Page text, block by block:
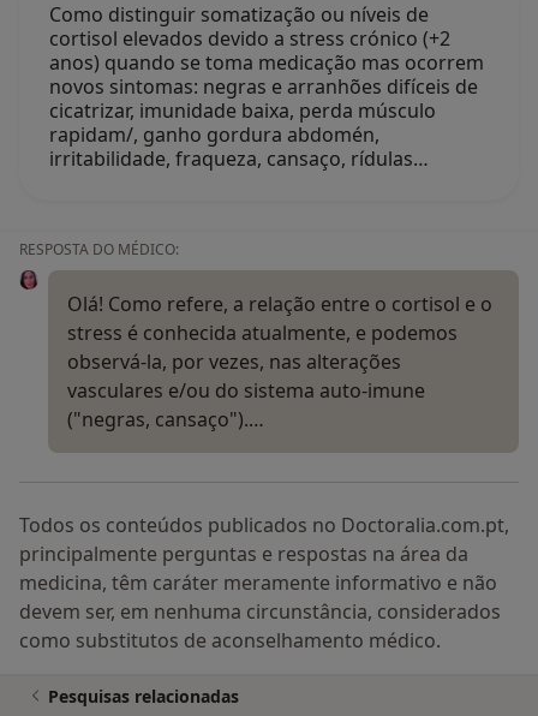
Como distinguir somatização ou níveis de
cortisol elevados devido a stress crónico (+2
anos) quando se toma medicação mas ocorrem
novos sintomas: negras e arranhões difíceis de
cicatrizar, imunidade baixa, perda músculo
rapidam/, ganho gordura abdomén,
irritabilidade, fraqueza, cansaço, rídulas…
RESPOSTA DO MÉDICO:
Olá! Como refere, a relação entre o cortisol e o
stress é conhecida atualmente, e podemos
observá-la, por vezes, nas alterações
vasculares e/ou do sistema auto-imune
("negras, cansaço").…
Todos os conteúdos publicados no Doctoralia.com.pt,
principalmente perguntas e respostas na área da
medicina, têm caráter meramente informativo e não
devem ser, em nenhuma circunstância, considerados
como substitutos de aconselhamento médico.
Pesquisas relacionadas